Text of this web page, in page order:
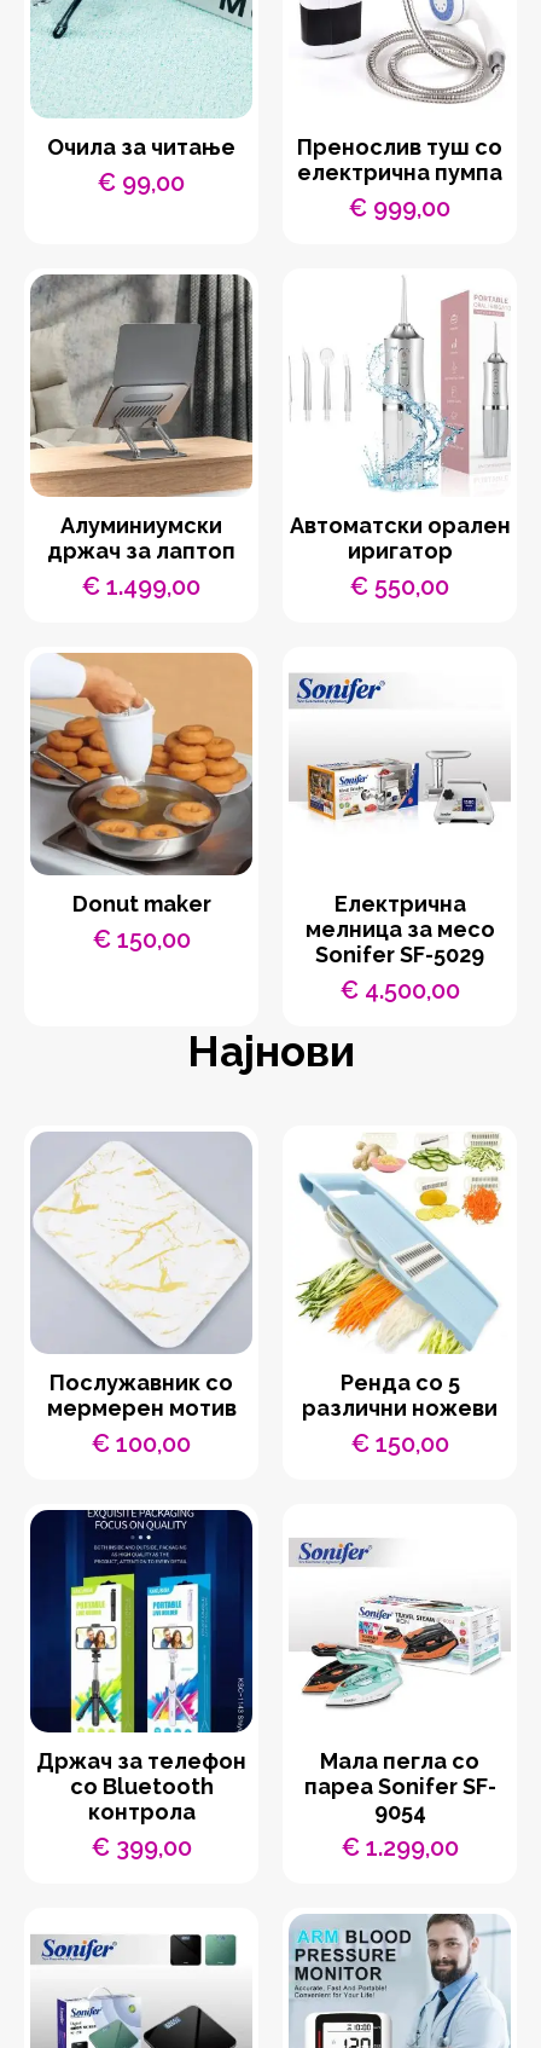
Очила за читање
€ 99,00
Пренослив туш со
електрична пумпа
€ 999,00
Aлуминиумски
држач за лаптоп
€ 1.499,00
Автоматски орален
иригатор
€ 550,00
Donut maker
€150,00
Eлектрична
мелница за месо
Sonifer SF-5029
€4.500,00
Најнови
Послужавник со
мермерен мотив
€ 100,00
Ренда со 5
различни ножеви
€150,00
Држач за телефон
со Bluetooth
контрола
€399,00
Мала пегла со
пареа Sonifer SF-
9054
€1.299,00